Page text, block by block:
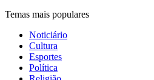
Temas mais populares
Noticiário
Cultura
Esportes
Política